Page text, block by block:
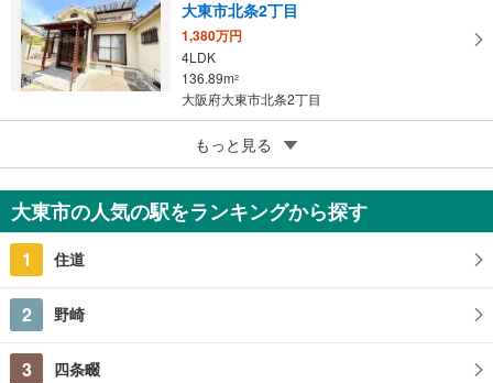
大東市北条2丁目
1,380万円
4LDK
136.89m2
大阪府大東市北条2丁目
成約でもらえる
大東市野崎3丁目
2,980万円
7LDK
もっと見る
大東市の人気の駅をランキングから探す
1 住道
2 野崎
3 四条畷